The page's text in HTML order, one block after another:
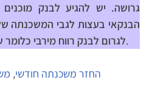
גרושה. יש להגיע לבנק
הבנקאי בעצות לגבי המשכנתה
לגרום לבנק רווח מירבי.
החזר משכנתה חודשי,